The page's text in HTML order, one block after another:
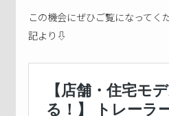
この機会にぜひご覧になって
記より⇩